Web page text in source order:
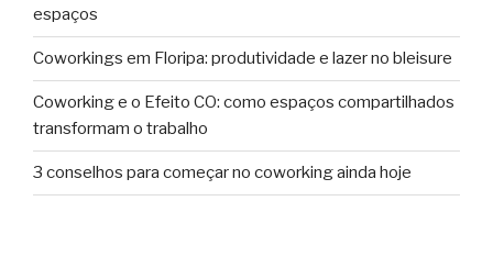
espaços
Coworkings em Floripa: produtividade e lazer no bleisure
Coworking e o Efeito CO: como espaços compartilhados
transformam o trabalho
3 conselhos para começar no coworking ainda hoje